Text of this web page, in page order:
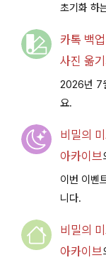
초기화 하
카톡 백
사진 옮기
2026년 7
요.
비밀의
아카이브
이번 이벤
니다.
비밀의
아카이브